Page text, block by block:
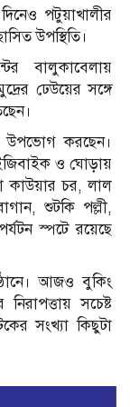
পটুয়াখালীর
উপস্থিতি।
বালুকাবেলায়
ঢেউয়ের সঙ্গে
উপভোগ করছেন।
ও ঘোড়ায়
কাউয়ার চর, লাল
শুটকি পল্লী,
স্পটে রয়েছে
আজও বুকিং
সচেষ্ট
সংখ্যা কিছুটা